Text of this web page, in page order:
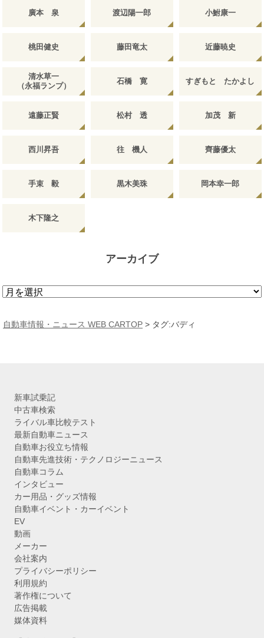
廣本 泉 渡辺陽一郎 小鮒康一
桃田健史 藤田竜太 近藤暁史
清水草一
（永福ランプ）
石橋 寛 すぎもと たかよし
遠藤正賢 松村 透 加茂 新
西川昇吾 往 機人 齊藤優太
手束 毅 黒木美珠 岡本幸一郎
木下隆之
アーカイブ
ア
カ
自動車情報・ニュース WEB CARTOP > タグ:バディ
新車試乗記
中古車検索
ライバル車比較テスト
最新自動車ニュース
自動車お役立ち情報
自動車先進技術・テクノロジーニュース
自動車コラム
インタビュー
カー用品・グッズ情報
自動車イベント・カーイベント
EV
動画
メーカー
会社案内
プライバシーポリシー
利用規約
著作権について
広告掲載
媒体資料